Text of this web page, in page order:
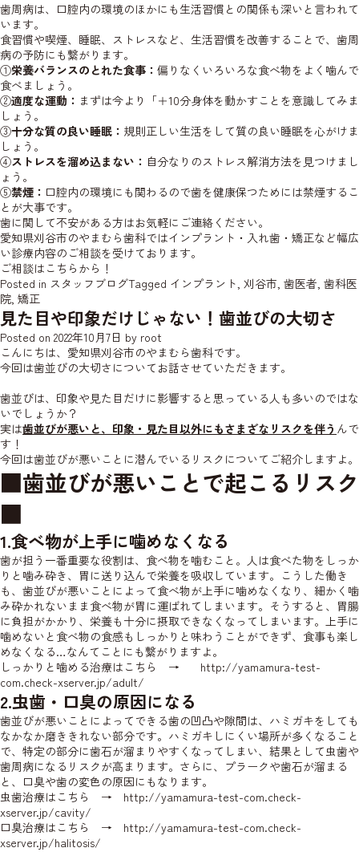
歯周病は、口腔内の環境のほかにも生活習慣との関係も深いと言われて
います。
食習慣や喫煙、睡眠、ストレスなど、生活習慣を改善することで、歯周
病の予防にも繋がります。
①栄養バランスのとれた食事： 偏りなくいろいろな食べ物をよく噛んで
食べましょう。
②適度な運動： まずは今より「＋10分身体を動かすことを意識してみま
しょう。
③十分な質の良い睡眠： 規則正しい生活をして質の良い睡眠を心がけま
しょう。
④ストレスを溜め込まない： 自分なりのストレス解消方法を見つけまし
ょう。
⑤禁煙： 口腔内の環境にも関わるので歯を健康保つためには禁煙するこ
とが大事です。
歯に関して不安がある方はお気軽にご連絡ください。
愛知県刈谷市のやまむら歯科ではインプラント・入れ歯・矯正など幅広
い診療内容のご相談を受けております。
ご相談はこちらから！
Posted in スタッフブログTagged インプラント, 刈谷市, 歯医者, 歯科医
院, 矯正
見た目や印象だけじゃない！歯並びの大切さ
Posted on 2022年10月7日 by root
こんにちは、愛知県刈谷市のやまむら歯科です。
今回は歯並びの大切さについてお話させていただきます。
歯並びは、印象や見た目だけに影響すると思っている人も多いのではな
いでしょうか？
実は歯並びが悪いと、印象・見た目以外にもさまざなリスクを伴う んで
す！
今回は歯並びが悪いことに潜んでいるリスクについてご紹介しますよ。
■歯並びが悪いことで起こるリスク
■
1.食べ物が上手に噛めなくなる
歯が担う一番重要な役割は、食べ物を噛むこと。人は食べた物をしっか
りと噛み砕き、胃に送り込んで栄養を吸収しています。こうした働き
も、歯並びが悪いことによって食べ物が上手に噛めなくなり、細かく噛
み砕かれないまま食べ物が胃に運ばれてしまいます。そうすると、胃腸
に負担がかかり、栄養も十分に摂取できなくなってしまいます。上手に
噛めないと食べ物の食感もしっかりと味わうことができず、食事も楽し
めなくなる…なんてことにも繋がりますよ。
しっかりと噛める治療はこちら → http://yamamura-test-
com.check-xserver.jp/adult/
2.虫歯・口臭の原因になる
歯並びが悪いことによってできる歯の凹凸や隙間は、ハミガキをしても
なかなか磨ききれない部分です。ハミガキしにくい場所が多くなること
で、特定の部分に歯石が溜まりやすくなってしまい、結果として虫歯や
歯周病になるリスクが高まります。さらに、プラークや歯石が溜まる
と、口臭や歯の変色の原因にもなります。
虫歯治療はこちら → http://yamamura-test-com.check-
xserver.jp/cavity/
口臭治療はこちら → http://yamamura-test-com.check-
xserver.jp/halitosis/